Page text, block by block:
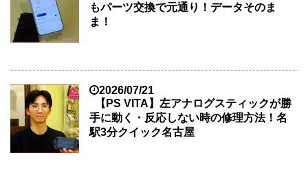
もパーツ交換で元通り！データそのま
ま！
2026/07/21
【PS VITA】左アナログスティックが勝
手に動く・反応しない時の修理方法！名
駅3分クイック名古屋